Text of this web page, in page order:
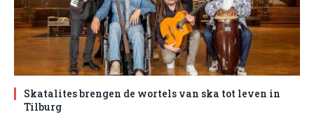
Skatalites brengen de wortels van ska tot leven in
Tilburg